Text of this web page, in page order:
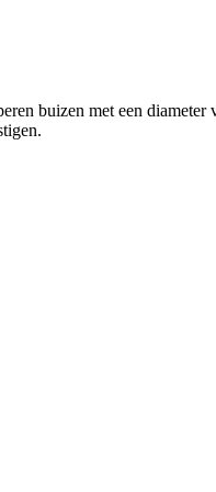
buizen met een